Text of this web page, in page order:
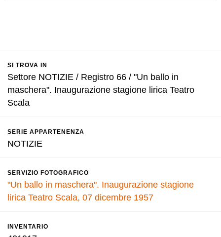
SI TROVA IN
Settore NOTIZIE / Registro 66 / "Un ballo in
maschera". Inaugurazione stagione lirica Teatro
Scala
SERIE APPARTENENZA
NOTIZIE
SERVIZIO FOTOGRAFICO
"Un ballo in maschera". Inaugurazione stagione
lirica Teatro Scala, 07 dicembre 1957
INVENTARIO